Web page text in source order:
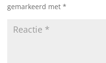
gemarkeerd met *